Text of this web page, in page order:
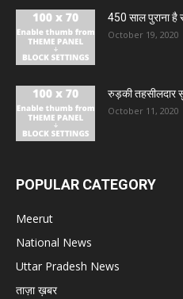
450 साल पुराना है
October 19, 2020
रुड़की तहसीलदार
October 11, 2020
POPULAR CATEGORY
Meerut
National News
Uttar Pradesh News
ताज़ा ख़बर